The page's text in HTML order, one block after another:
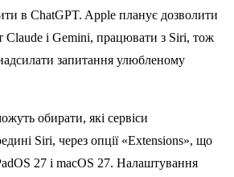
в ChatGPT. Apple планує дозволити
Claude і Gemini, працювати з Siri, тож
запитання улюбленому
обирати, які сервіси
Siri, через опції «Extensions», що
27 і macOS 27. Налаштування